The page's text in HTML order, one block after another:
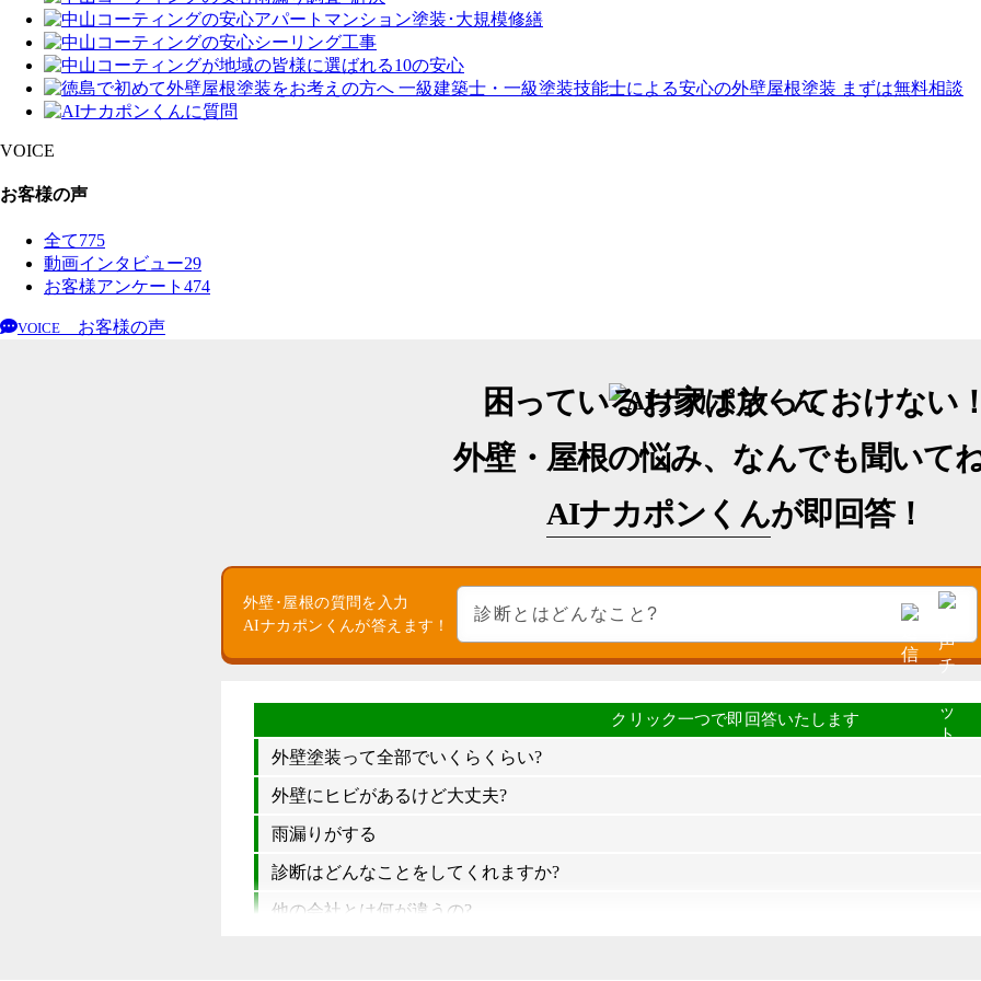
VOICE
お客様の声
全て775
動画インタビュー29
お客様アンケート 474
VOICE お客様の声
困っているお家は放っておけない
外壁・屋根の悩み、なんでも聞いて
AIナカポンくんが即回答！
外壁･屋根の質問を入力
AIナカポンくんが答えます！
外壁塗装って全部でいくらくらい?
外壁にヒビがあるけど大丈夫?
雨漏りがする
診断はどんなことをしてくれますか?
他の会社とは何が違うの?